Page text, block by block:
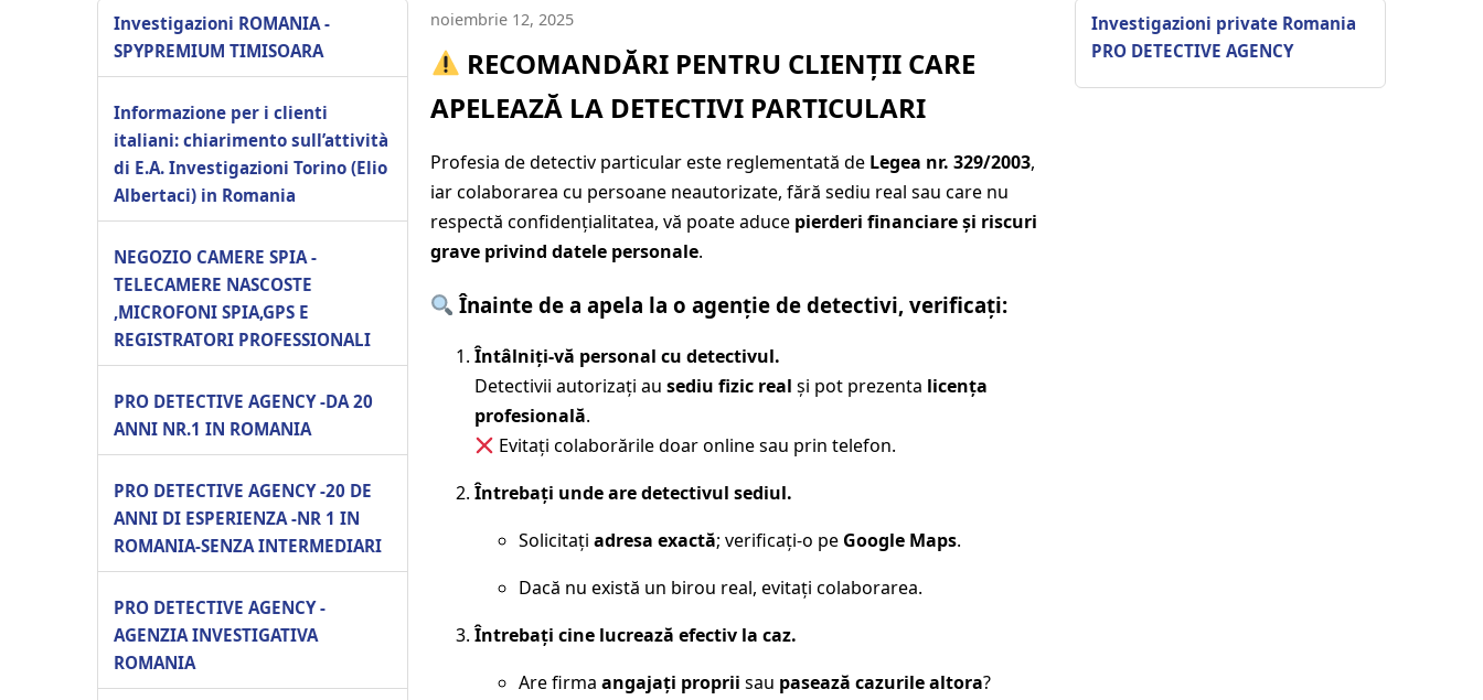
Investigazioni ROMANIA -
SPYPREMIUM TIMISOARA
Informazione per i clienti
italiani: chiarimento sull’attività
di E.A. Investigazioni Torino (Elio
Albertaci) in Romania
NEGOZIO CAMERE SPIA -
TELECAMERE NASCOSTE
,MICROFONI SPIA,GPS E
REGISTRATORI PROFESSIONALI
PRO DETECTIVE AGENCY -DA 20
ANNI NR.1 IN ROMANIA
PRO DETECTIVE AGENCY -20 DE
ANNI DI ESPERIENZA -NR 1 IN
ROMANIA-SENZA INTERMEDIARI
PRO DETECTIVE AGENCY -
AGENZIA INVESTIGATIVA
ROMANIA
noiembrie 12, 2025
RECOMANDĂRI PENTRU CLIENȚII CARE
APELEAZĂ LA DETECTIVI PARTICULARI
Profesia de detectiv particular este reglementată de Legea nr. 329/2003,
iar colaborarea cu persoane neautorizate, fără sediu real sau care nu
respectă confidențialitatea, vă poate aduce pierderi financiare și riscuri
grave privind datele personale.
Înainte de a apela la o agenție de detectivi, verificați:
Întâlniți-vă personal cu detectivul.
Detectivii autorizați au sediu fizic real și pot prezenta licența
profesională.
Evitați colaborările doar online sau prin telefon.
Întrebați unde are detectivul sediul.
Solicitați adresa exactă; verificați-o pe Google Maps.
Dacă nu există un birou real, evitați colaborarea.
Întrebați cine lucrează efectiv la caz.
Are firma angajați proprii sau pasează cazurile altora?
Investigazioni private Romania
PRO DETECTIVE AGENCY